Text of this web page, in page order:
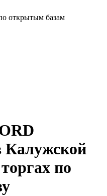
открытым базам
Калужской
по